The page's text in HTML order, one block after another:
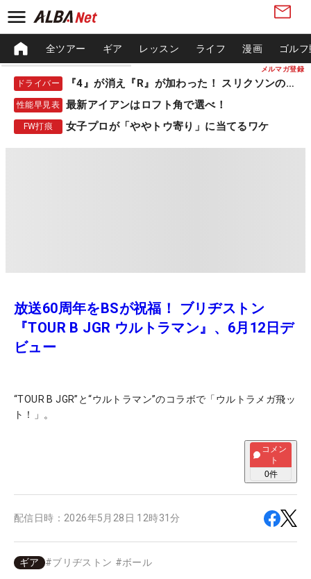
メルマガ登録
全ツアー ギア レッスン ライフ 漫画 ゴル
ドライバー 『4』が消え『R』が加わった！ スリクソンの新作
性能早見表 最新アイアンはロフト角で選べ！
FW打痕 女子プロが「ややトウ寄り」に当てるワケ
放送60周年をBSが祝福！ ブリヂストン
『TOUR B JGR ウルトラマン』、6月12日デ
ビュー
“TOUR B JGR”と“ウルトラマン”のコラボで「ウルトラメガ飛ッ
ト！」。
コメン
ト
0件
配信日時： 2026年5月28日 12時31分
ギア #ブリヂストン #ボール